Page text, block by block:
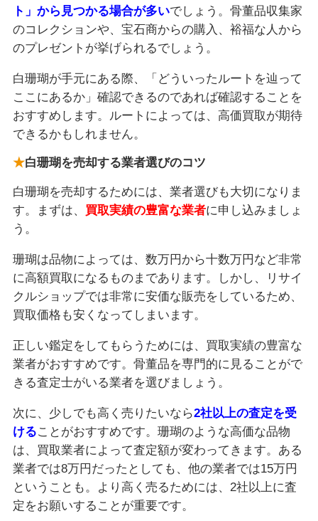
ト」から見つかる場合が多いでしょう。骨董品収集家
のコレクションや、宝石商からの購入、裕福な人から
のプレゼントが挙げられるでしょう。
白珊瑚が手元にある際、「どういったルートを辿って
ここにあるか」確認できるのであれば確認することを
おすすめします。ルートによっては、高価買取が期待
できるかもしれません。
白珊瑚を売却する業者選びのコツ
白珊瑚を売却するためには、業者選びも大切になりま
す。まずは、 買取実績の豊富な業者に申し込みましょ
う。
珊瑚は品物によっては、数万円から十数万円など非常
に高額買取になるものまであります。しかし、リサイ
クルショップでは非常に安価な販売をしているため、
買取価格も安くなってしまいます。
正しい鑑定をしてもらうためには、買取実績の豊富な
業者がおすすめです。骨董品を専門的に見ることがで
きる査定士がいる業者を選びましょう。
次に、少しでも高く売りたいなら2社以上の査定を受
けることがおすすめです。珊瑚のような高価な品物
は、買取業者によって査定額が変わってきます。ある
業者では8万円だったとしても、他の業者では15万円
ということも。より高く売るためには、2社以上に査
定をお願いすることが重要です。